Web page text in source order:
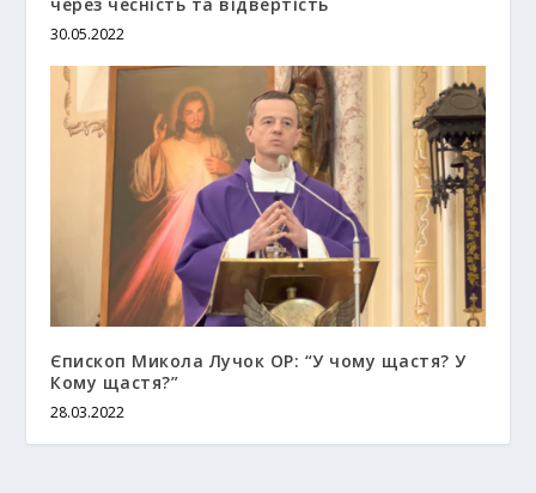
30.05.2022
Єпископ Микола Лучок ОР: “У чому щастя? У
Кому щастя?”
28.03.2022